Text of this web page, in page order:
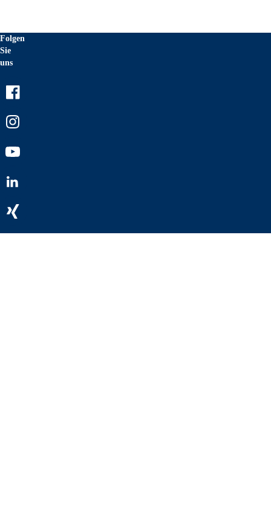
Folgen
Sie
uns
Youtube